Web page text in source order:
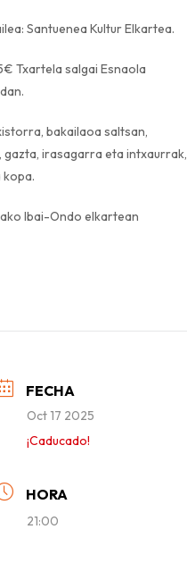
Santuenea Kultur Elkartea.
Txartela salgai Esnaola
bakailaoa saltsan,
gazta, irasagarra eta intxaurrak,
Ibai-Ondo elkartean
FECHA
Oct 17 2025
¡Caducado!
HORA
21:00